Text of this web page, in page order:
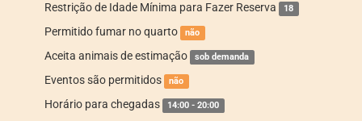
Restrição de Idade Mínima para Fazer Reserva 18
Permitido fumar no quarto não
Aceita animais de estimação sob demanda
Eventos são permitidos não
Horário para chegadas 14:00 - 20:00